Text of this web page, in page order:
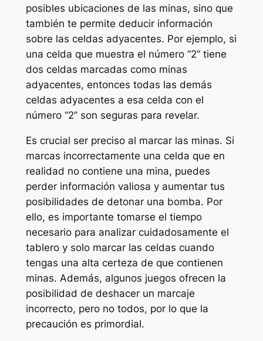
posibles ubicaciones de las minas, sino que
también te permite deducir información
sobre las celdas adyacentes. Por ejemplo, si
una celda que muestra el número “2” tiene
dos celdas marcadas como minas
adyacentes, entonces todas las demás
celdas adyacentes a esa celda con el
número “2” son seguras para revelar.
Es crucial ser preciso al marcar las minas. Si
marcas incorrectamente una celda que en
realidad no contiene una mina, puedes
perder información valiosa y aumentar tus
posibilidades de detonar una bomba. Por
ello, es importante tomarse el tiempo
necesario para analizar cuidadosamente el
tablero y solo marcar las celdas cuando
tengas una alta certeza de que contienen
minas. Además, algunos juegos ofrecen la
posibilidad de deshacer un marcaje
incorrecto, pero no todos, por lo que la
precaución es primordial.